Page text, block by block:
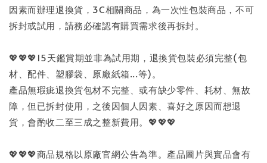
因素而辦理退換貨，3C相關商品，為一次性包裝商品，不可
拆封或試用，請務必確認有購買需求後再拆封。
💖💖💖15天鑑賞期並非為試用期，退換貨包裝必須完整(包
材、配件、塑膠袋、原廠紙箱...等)。
產品無瑕疵退換貨包材不完整、或有缺少零件、耗材、無故
障，但已拆封使用，之後因個人因素、喜好之原因而想退
貨，會酌收二至三成之整新費用。💖💖💖
💖💖💖商品規格以原廠官網公告為準。產品圖片與實品會有